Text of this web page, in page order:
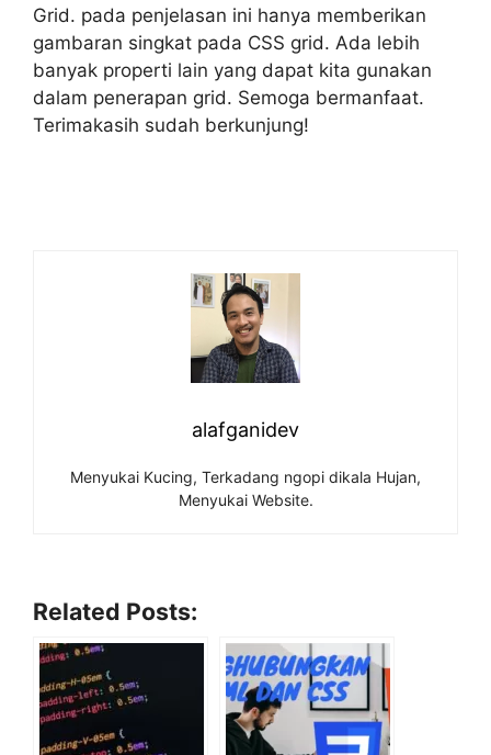
Grid. pada penjelasan ini hanya memberikan
gambaran singkat pada CSS grid. Ada lebih
banyak properti lain yang dapat kita gunakan
dalam penerapan grid. Semoga bermanfaat.
Terimakasih sudah berkunjung!
alafganidev
Menyukai Kucing, Terkadang ngopi dikala Hujan,
Menyukai Website.
Related Posts: